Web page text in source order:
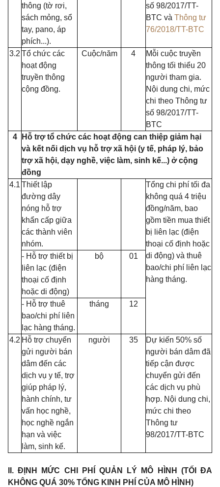
thông (tờ rơi,
sách mỏng, sổ
tay, pano, áp
phích...).
số 98/2017/TT-
BTC và Thông tư
76/2018/TT-BTC
3.2 Tổ chức các
hoạt động
truyền thông
cộng đồng.
Cuộc/năm 4
Mỗi cuộc truyền
thông tối thiểu 20
người tham gia.
Nội dung chi, mức
chi theo Thông tư
số 98/2017/TT-
BTC
4
Hỗ trợ tổ chức các hoạt động can thiệp giảm hại
và kết nối dịch vụ hỗ trợ xã hội (y tế, pháp lý, bảo
trợ xã hội, dạy nghề, việc làm, sinh kế...) ở cộng
đồng
4.1 Thiết lập
đường dây
nóng hỗ trợ
khẩn cấp giữa
các thành viên
nhóm.
Tổng chi phí tối đa
không quá 4 triệu
đồng/năm, bao
gồm tiền mua thiết
bị liên lạc (điện
thoại cố định hoặc
di động) và thuê
bao/chi phí liên lạc
hàng tháng.
- Hỗ trợ thiết bị
liên lạc (điện
thoại cố định
hoặc di động)
bộ 01
- Hỗ trợ thuê
bao/chi phí liên
lạc hàng tháng.
tháng 12
4.2 Hỗ trợ chuyển
gửi người bán
dâm đến các
dịch vụ y tế, trợ
giúp pháp lý,
hành chính, tư
vấn học nghề,
học nghề ngắn
hạn và việc
làm, sinh kế.
người 35
Dự kiến 50% số
người bán dâm đã
tiếp cận được
chuyển gửi đến
các dịch vụ phù
hợp. Nội dung chi,
mức chi theo
Thông tư
98/2017/TT-BTC
II. ĐỊNH MỨC CHI PHÍ QUẢN LÝ MÔ HÌNH (TỐI ĐA
KHÔNG QUÁ 30% TỔNG KINH PHÍ CỦA MÔ HÌNH)